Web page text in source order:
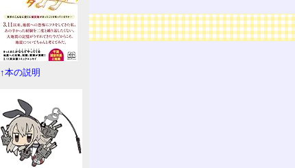
広告
↑本の説明